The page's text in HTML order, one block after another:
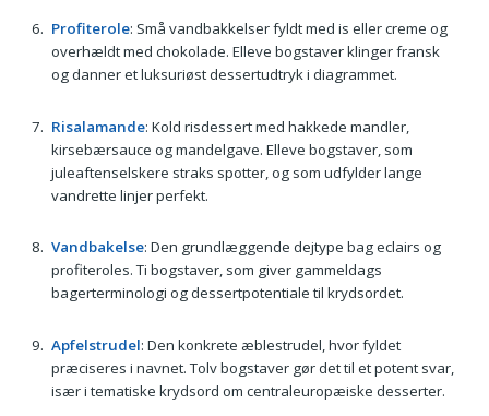
Profiterole: Små vandbakkelser fyldt med is eller creme og
overhældt med chokolade. Elleve bogstaver klinger fransk
og danner et luksuriøst dessertudtryk i diagrammet.
Risalamande: Kold risdessert med hakkede mandler,
kirsebærsauce og mandelgave. Elleve bogstaver, som
juleaftenselskere straks spotter, og som udfylder lange
vandrette linjer perfekt.
Vandbakelse: Den grundlæggende dejtype bag eclairs og
profiteroles. Ti bogstaver, som giver gammeldags
bagerterminologi og dessertpotentiale til krydsordet.
Apfelstrudel: Den konkrete æblestrudel, hvor fyldet
præciseres i navnet. Tolv bogstaver gør det til et potent svar,
især i tematiske krydsord om centraleuropæiske desserter.